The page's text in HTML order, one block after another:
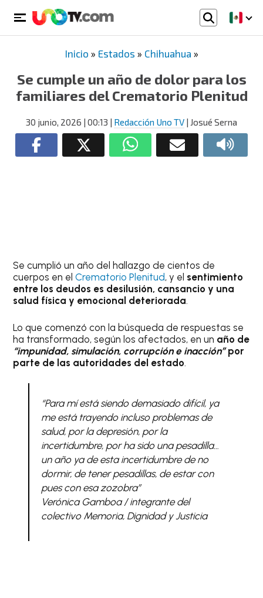
Inicio » Estados » Chihuahua »
Se cumple un año de dolor para los
familiares del Crematorio Plenitud
30 junio, 2026 | 00:13 | Redacción Uno TV | Josué Serna
Se cumplió un año del hallazgo de cientos de
cuerpos en elCrematorio Plenitud, y el sentimiento
entre los deudos es desilusión, cansancio y una
salud física y emocional deteriorada.
Lo que comenzó con la búsqueda de respuestas se
ha transformado, según los afectados, en un año de
“impunidad, simulación, corrupción e inacción”por
parte de las autoridades del estado.
“Para mí está siendo demasiado difícil, ya
me está trayendo incluso problemas de
salud, por la depresión, por la
incertidumbre, por ha sido una pesadilla…
un año ya de esta incertidumbre de no
dormir, de tener pesadillas, de estar con
pues con esa zozobra”
Verónica Gamboa / integrante del
colectivo Memoria, Dignidad y Justicia